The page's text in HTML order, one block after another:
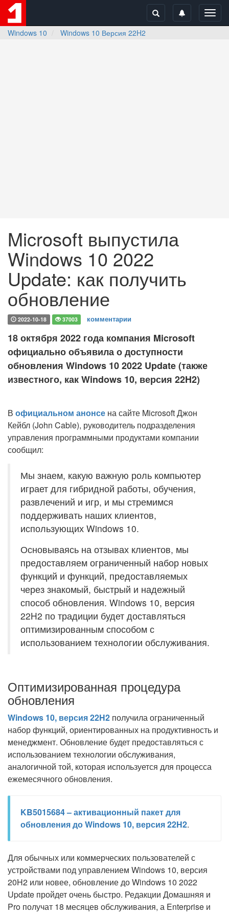
Windows 10
Windows 10 Версия 22H2
Microsoft выпустила
Windows 10 2022
Update: как получить
обновление
2022-10-18 37003 комментарии
18 октября 2022 года компания Microsoft
официально объявила о доступности
обновления Windows 10 2022 Update (также
известного, как Windows 10, версия 22H2)
В официальном анонсе на сайте Microsoft Джон
Кейбл (John Cable), руководитель подразделения
управления программными продуктами компании
сообщил:
Мы знаем, какую важную роль компьютер
играет для гибридной работы, обучения,
развлечений и игр, и мы стремимся
поддерживать наших клиентов,
использующих Windows 10.
Основываясь на отзывах клиентов, мы
предоставляем ограниченный набор новых
функций и функций, предоставляемых
через знакомый, быстрый и надежный
способ обновления. Windows 10, версия
22H2 по традиции будет доставляться
оптимизированным способом с
использованием технологии обслуживания.
Оптимизированная процедура
обновления
Windows 10, версия 22H2 получила ограниченный
набор функций, ориентированных на продуктивность и
менеджмент. Обновление будет предоставляться с
использованием технологии обслуживания,
аналогичной той, которая используется для процесса
ежемесячного обновления.
KB5015684 – активационный пакет для
обновления до Windows 10, версия 22H2.
Для обычных или коммерческих пользователей с
устройствами под управлением Windows 10, версия
20H2 или новее, обновление до Windows 10 2022
Update пройдет очень быстро. Редакции Домашняя и
Pro получат 18 месяцев обслуживания, а Enterprise и